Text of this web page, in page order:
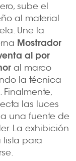
sube el
al material
Une la
Mostrador
al por
al marco
la técnica
Finalmente,
las luces
a una fuente de
La exhibición
lista para